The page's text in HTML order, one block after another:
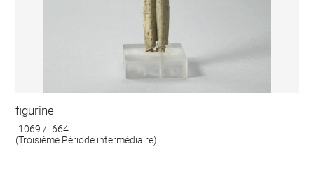
figurine
-1069 / -664
(Troisième Période intermédiaire)